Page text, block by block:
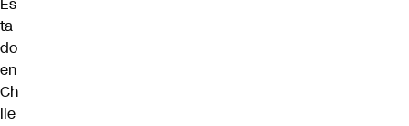
ta
do
en
Ch
ile